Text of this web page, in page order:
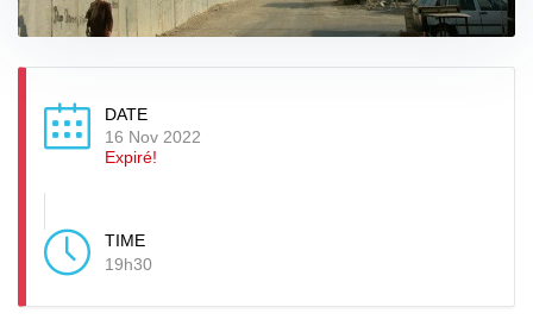
DATE
16 Nov 2022
Expiré!
TIME
19h30